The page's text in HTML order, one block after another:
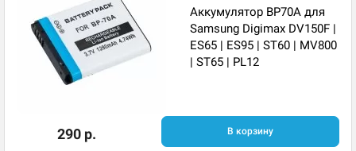
Аккумулятор BP70A для
Samsung Digimax DV150F |
ES65 | ES95 | ST60 | MV800
| ST65 | PL12
290 р. В корзину